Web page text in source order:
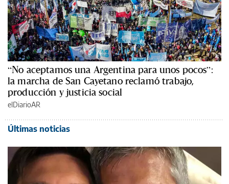
“No aceptamos una Argentina para unos pocos”:
la marcha de San Cayetano reclamó trabajo,
producción y justicia social
elDiarioAR
Últimas noticias